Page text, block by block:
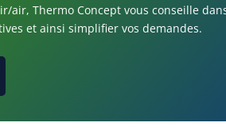
air, Thermo Concept vous conseille
et ainsi simplifier vos demandes.